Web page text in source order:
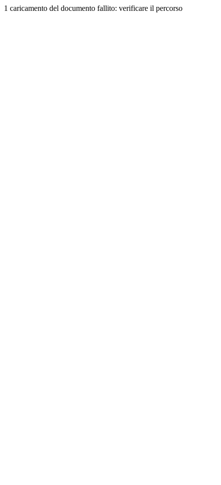
1 caricamento del documento fallito: verificare il percorso